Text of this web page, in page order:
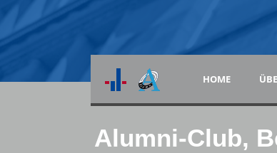
HOME
Alumni-Club,